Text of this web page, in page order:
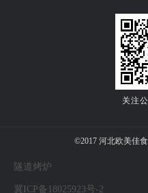
和面机的面团容量是多少？
不同型号的和面机的面团
翻螺旋和面机SMT100(2
是：10-100kg。详情请打开
http://
关注
©2017 河北欧美佳
隧道烤炉
冀ICP备18025923号-2